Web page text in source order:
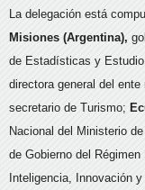
La delegación está
Misiones (Argentina),
de Estadísticas y
directora general del
secretario de Turismo;
Nacional del Ministerio
de Gobierno del
Inteligencia, Innovación